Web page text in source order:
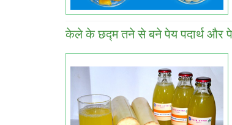
केले के छद्म तने से बने पेय पदार्थ और